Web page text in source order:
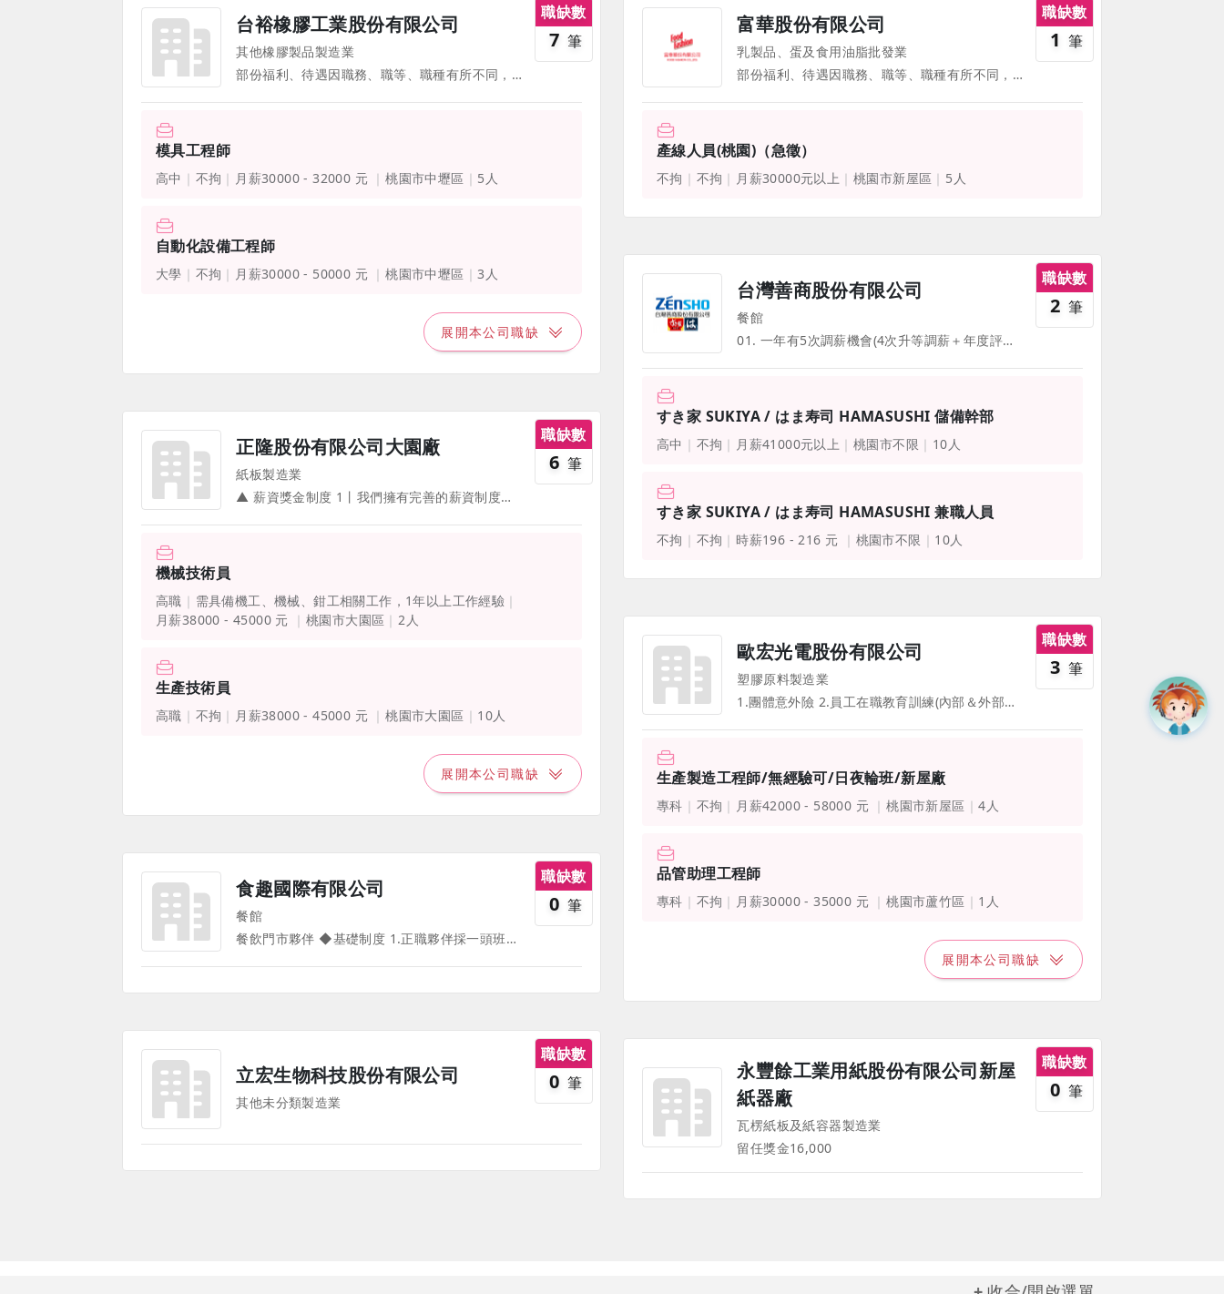
台裕橡膠工業股份有限公司
其他橡膠製品製造業
部份福利、待遇因職務、職等、職種有所不同，並隨公司營運方針有所調整，詳情請於面試時詢問，並以面試為主。 公司制度：需穿著員工制服、員工在職教育訓練 獎金福利：年節獎金、員工生日禮金、年終獎金 保險福利：意外險、員工體檢 餐飲福利：伙食費 交通福利：上下班車資補助、員工停車位或停車補助 設備福利：員工餐廳 娛樂福利：自強活動、國內旅遊、員工定期聚餐 補助福利：員工結婚補助、生育補助、子女教育補助、員工及眷屬喪葬補助 其他福利：員工停車位.交通津貼
職缺數
7 筆
模具工程師
高中 不拘 月薪30000 - 32000 元 桃園市中壢區 5人
自動化設備工程師
大學 不拘 月薪30000 - 50000 元 桃園市中壢區 3人
展開本公司職缺
正隆股份有限公司大園廠
紙板製造業
▲ 薪資獎金制度 1丨我們擁有完善的薪資制度，隨著能力成長，薪資也會跟著調整。 2丨每年度視經營績效與整體盈餘獲利情形，進行調薪 (目前已連續15年調薪) 及發給績效獎金、員工分紅、年終獎金 ⇨ 2021年發放140天全薪獎金! 3丨三節除了送你禮金，還送你用不完的家紙產品。(來了公司，衛生紙開銷省起來!) 4丨試用期過後，你可以申請持股信託，成為公司的小小股東。 ▲ 員工及家庭關懷照護 1丨員工團體保險照顧你，也照顧你的家庭。 2丨健全退休撫恤制度，使你在退休之後有更好的生活。 3丨免費膳食供應，使你有滿滿體力繼續工作。 部份福利、待遇因職務、職等、職種有所不同，並隨公司營運方針有所調整，詳情請於面試時詢問，並以面試為主 4丨免費提供制服，讓你成為公司的門面。 5丨你是公司最重要的活資產，為了你的健康，每年提供年度健康檢查。 6丨從加入成為正隆人開始，每年我們都會記得你的生日，並獻上最真誠的祝福與禮金，讓您在生日時可與家人朋友同樂。 7丨婚喪贈儀、生育祝賀金、子女教育獎學金、同仁推薦獎金、同仁及家屬醫療補助、意外災害補助、家庭急難救助、在職傷亡家屬慰問金、原住民久任獎金、颱風天有薪假等，還想要甚麼福利，等你來公司提案! (持續增加中......) ▲ 社團與員工活動 1丨國際化為趨勢，外語訓練補助由公司買單。 2丨下班後使你身心靈平衡發展，有許多豐富社團活動等你來參加：籃球社、瑜珈社、壘球社、桌球社、羽球社、單車社、桌遊社、登山社等。 3丨沒有喜歡的社團可以參加?沒關係! 由你自己創立社團，公司補助你。 4丨提供國內外旅遊補助，帶著你的眷屬一起培養感情。
職缺數
6 筆
機械技術員
高職
需具備機工、機械、鉗工相關工作，1年以上工作經驗
月薪38000 - 45000 元
桃園市大園區 2人
生產技術員
高職 不拘 月薪38000 - 45000 元 桃園市大園區 10人
展開本公司職缺
食趣國際有限公司
餐館
餐飲門市夥伴 ◆基礎制度 1.正職夥伴採一頭班制，依規定每七日一例一休，國定假日可彈性挪移 2.提供員工制服 3.生理假、特休等各項法定假別完整保障 ◆薪資給予 1.正職薪資皆包含全勤獎金$3，000元 2.實際薪資內容將依各職缺另行說明，並於面談時完整說明 ◆學習成長 1.完整教育訓練，零經驗也能上手 2.透明升遷管道 3.全品牌調任學習機會 ◆員工福利 1.津貼保障：年資津貼(正職) 2.獎金激勵：分潤獎金、年終獎金(依營運)、旅遊補助獎金(正職)、介紹獎金 3.節慶禮金：端午、中秋、春節禮金 4.健康照護：年度健康檢查 5.生日專屬：生日禮券 ＋ 生日假（正職） 6.其他福利：員工餐、部門聚餐、春酒活動、員工消費折扣 《部份福利、待遇因職務、職等、職種有所不同，並隨公司營運方針有所調整，詳情請於面試時詢問，並以面試為主》
職缺數
0 筆
立宏生物科技股份有限公司
其他未分類製造業
職缺數
0 筆
富華股份有限公司
乳製品、蛋及食用油脂批發業
部份福利、待遇因職務、職等、職種有所不同，並隨公司營運方針有所調整，詳情請於面試時詢問，並以面試為主。 福利制度 獎 金 類：年節獎金、員工生日禮金、年終獎金、績效獎金 保 險 類：團險 娛 樂 類：春酒 補 助 類：員工結婚補助、員工國內、外進修補助、員工及眷屬喪葬補助、員工購物優惠 其 他：員工在職教育訓練
職缺數
1 筆
產線人員(桃園)（急徵）
不拘 不拘 月薪30000元以上 桃園市新屋區 5人
台灣善商股份有限公司
餐館
01. 一年有5次調薪機會(4次升等調薪＋年度評價) 02. 公司發展前景高，升遷管道暢通 03. 完善在職教育訓練 04. 入職滿一個月即有4天特休(後續依勞基法規定累積) 05. 以15分鐘為單位計算加班費 06. 赴日本研習觀摩機會 07. 交通津貼/深夜上下班車資津貼/深夜工作津貼 08. 房租補助:5，000元/月(依所居地需求申請) 09.每年提供免費健檢(工作滿一年者) 10.提供免費員工制服 ＋ 工作鞋
職缺數
2 筆
すき家 SUKIYA / はま寿司 HAMASUSHI 儲備幹部
高中 不拘 月薪41000元以上 桃園市不限 10人
すき家 SUKIYA / はま寿司 HAMASUSHI 兼職人員
不拘 不拘 時薪196 - 216 元 桃園市不限 10人
歐宏光電股份有限公司
塑膠原料製造業
1.團體意外險 2.員工在職教育訓練(內部＆外部訓練)機制 3.定期健康檢查 4.年終尾牙摸彩
職缺數
3 筆
生產製造工程師/無經驗可/日夜輪班/新屋廠
專科 不拘 月薪42000 - 58000 元 桃園市新屋區 4人
品管助理工程師
專科 不拘 月薪30000 - 35000 元 桃園市蘆竹區 1人
展開本公司職缺
永豐餘工業用紙股份有限公司新屋
紙器廠
瓦楞紙板及紙容器製造業
留任獎金16,000
職缺數
0 筆